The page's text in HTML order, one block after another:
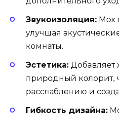
Звукоизоляция: Мох
улучшая
комнаты.
Эстетика: Добавляет
природный колорит,
расслаблению и
Гибкость дизайна: